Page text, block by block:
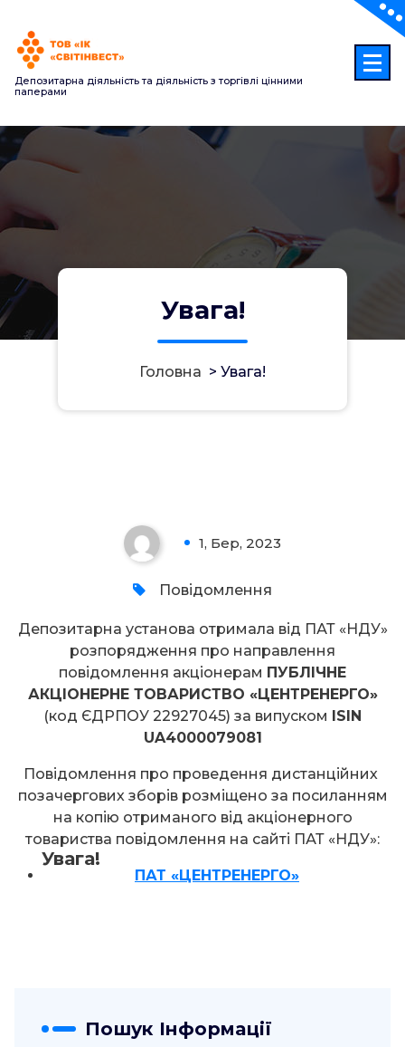
контенту
Депозитарна діяльність та діяльність з торгівлі цінними
паперами
Увага!
Головна > Увага!
1, Бер, 2023
Повідомлення
Увага!
Депозитарна установа отримала від ПАТ «НДУ»
розпорядження про направлення
повідомлення акціонерам ПУБЛІЧНЕ
АКЦІОНЕРНЕ ТОВАРИСТВО «ЦЕНТРЕНЕРГО»
(код ЄДРПОУ 22927045) за випуском ISIN
UA4000079081
Повідомлення про проведення дистанційних
позачергових зборів розміщено за посиланням
на копію отриманого від акціонерного
товариства повідомлення на сайті ПАТ «НДУ»:
ПАТ «ЦЕНТРЕНЕРГО»
Пошук Інформації